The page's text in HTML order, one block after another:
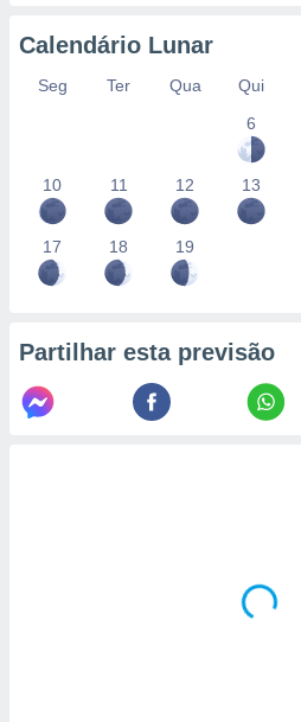
Calendário Lunar
Seg Ter Qua Qui
6
10 11 12 13
17 18 19
Partilhar esta previsão